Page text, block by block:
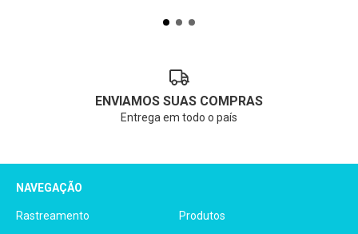
ENVIAMOS SUAS COMPRAS
Entrega em todo o país
NAVEGAÇÃO
Rastreamento Produtos